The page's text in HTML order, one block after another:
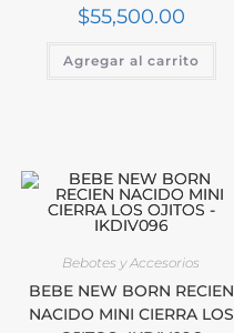
$55,500.00
Agregar al carrito
Bebotes y Accesorios
BEBE NEW BORN RECIEN
NACIDO MINI CIERRA LOS